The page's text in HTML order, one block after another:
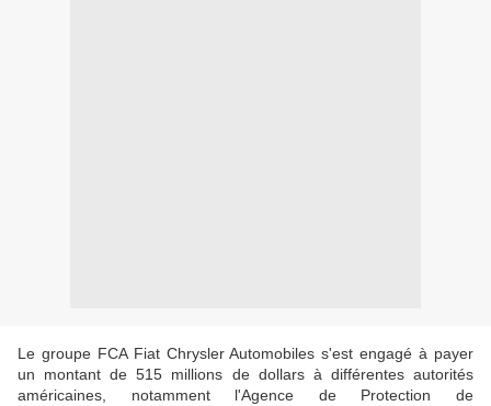
Le groupe FCA Fiat Chrysler Automobiles s'est engagé à payer
un montant de 515 millions de dollars à différentes autorités
américaines, notamment l'Agence de Protection de